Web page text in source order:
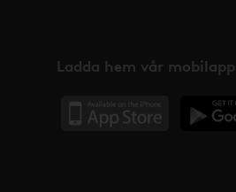
Ladda hem vår mobilapp